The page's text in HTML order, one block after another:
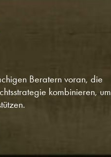
Beratern voran, die
kombinieren, um